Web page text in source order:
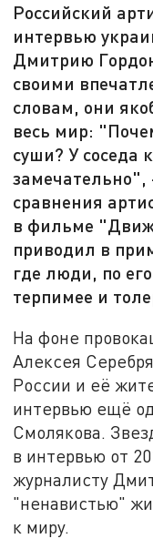
Российский
интервью
Дмитрию
своими
словам, они
весь мир:
суши? У соседа
замечательно",
сравнения
в фильме
приводил в
где люди, по
терпимее и
На фоне
Алексея
России и её
интервью ещё
Смолякова.
в интервью от
журналисту
"ненавистью"
к миру.